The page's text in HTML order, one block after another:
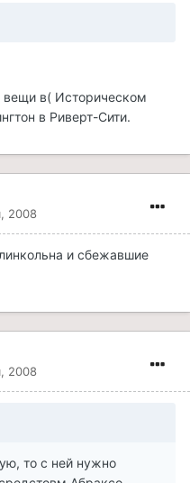
в( Историческом
в Риверт-Сити.
2008
и сбежавшие
2008
то с ней нужно